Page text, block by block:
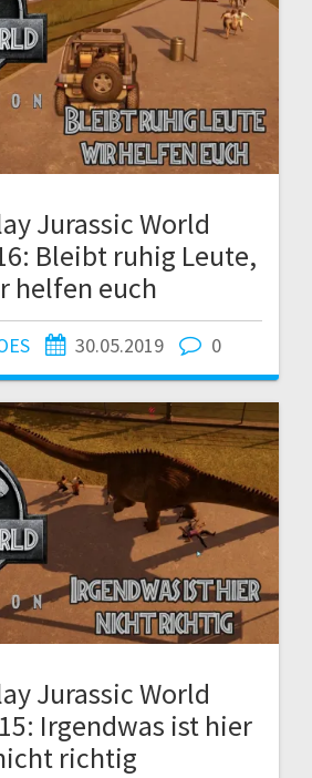
Jurassic World
Bleibt ruhig Leute,
helfen euch
30.05.2019 0
Jurassic World
Irgendwas ist hier
richtig